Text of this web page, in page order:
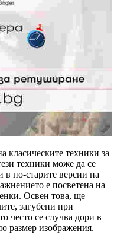
класическите техники за
техники може да се
в по-старите версии на
е посветена на
Освен това, ще
загубени при
често се случва дори в
размер изображения.